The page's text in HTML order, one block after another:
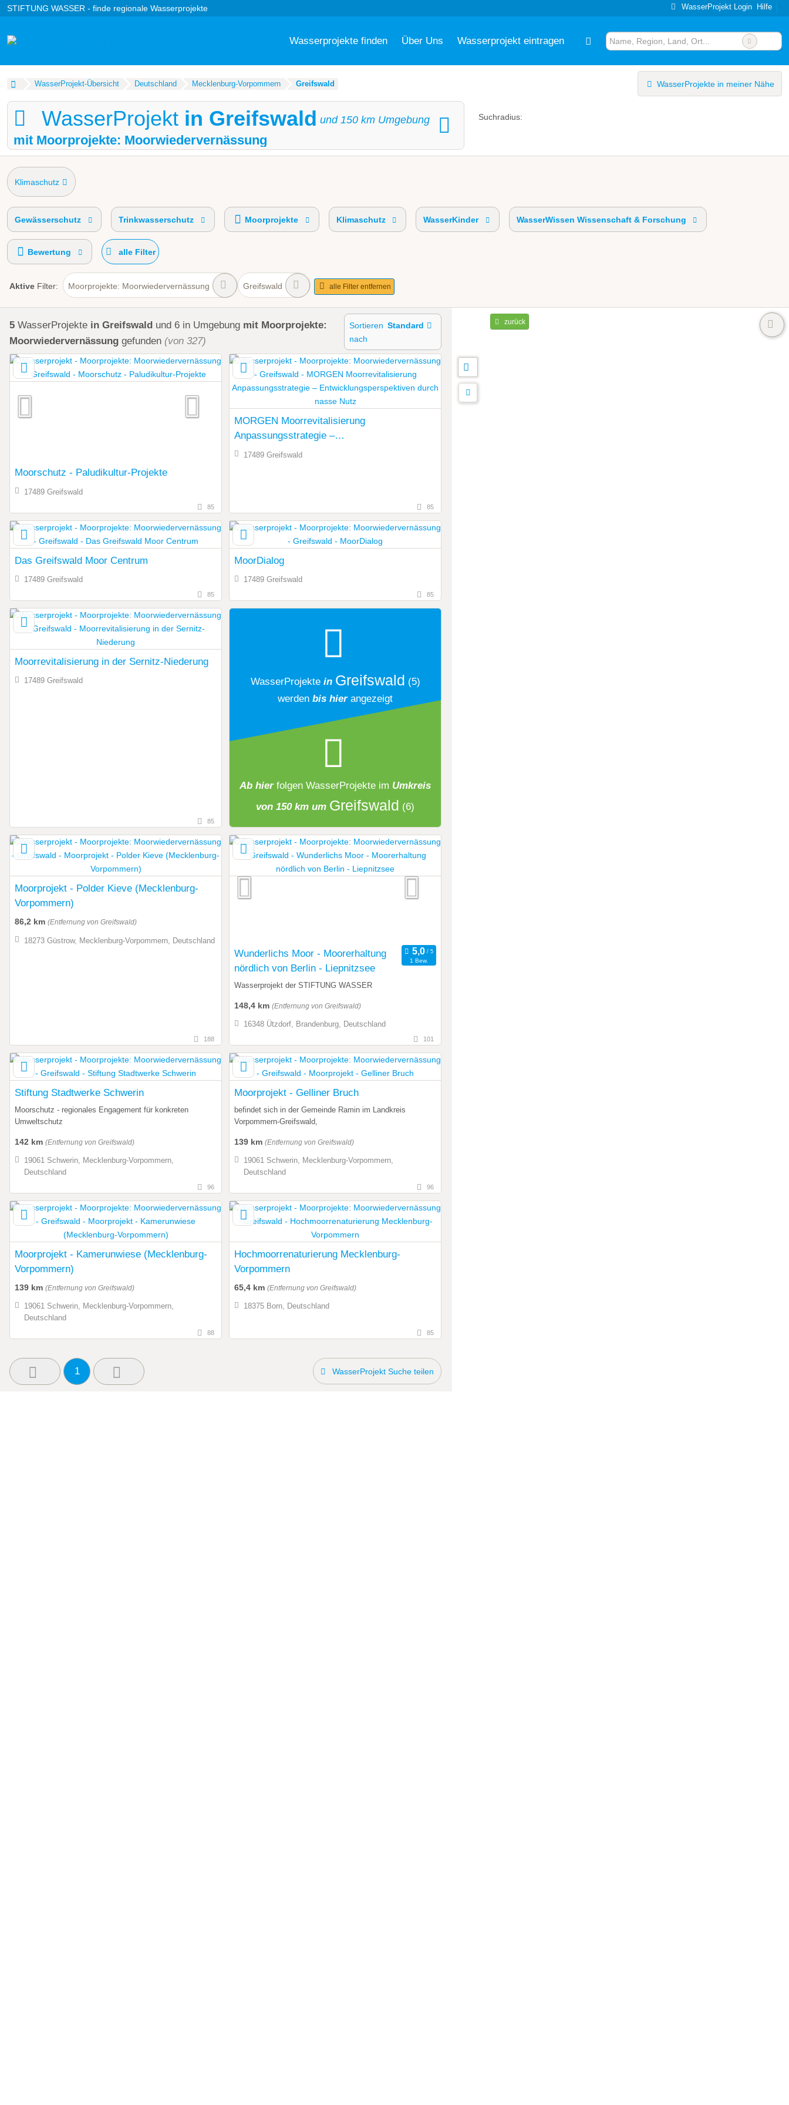
STIFTUNG WASSER - finde regionale Wasserprojekte WasserProjekt Login Hilfe
Wasserprojekte finden Über Uns Wasserprojekt eintragen
WasserProjekt-Übersicht Deutschland Mecklenburg-Vorpommern Greifswald WasserProjekte in meiner Nähe
WasserProjekt in Greifswald und 150 km Umgebung
mit Moorprojekte: Moorwiedervernässung
Suchradius:
Klimaschutz
Gewässerschutz Trinkwasserschutz Moorprojekte Klimaschutz WasserKinder WasserWissen Wissenschaft & Forschung
Bewertung alle Filter
Aktive Filter: Moorprojekte: Moorwiedervernässung Greifswald alle Filter entfernen
5 WasserProjekte in Greifswald und 6 in Umgebung mit Moorprojekte:
Moorwiedervernässung gefunden (von 327)
Sortieren
nach
Standard
Moorschutz - Paludikultur-Projekte
17489 Greifswald
85
MORGEN Moorrevitalisierung
Anpassungsstrategie –
Entwicklungsperspektiven durch nasse Nutz
17489 Greifswald
85
Das Greifswald Moor Centrum
17489 Greifswald
85
MoorDialog
17489 Greifswald
85
Moorrevitalisierung in der Sernitz-Niederung
17489 Greifswald
85
WasserProjekte in Greifswald (5)
werden bis hierangezeigt
Ab hier folgen WasserProjekte im Umkreis
von 150 km um Greifswald (6)
Moorprojekt - Polder Kieve (Mecklenburg-
Vorpommern)
86,2 km (Entfernung von Greifswald)
18273 Güstrow, Mecklenburg-Vorpommern, Deutschland
188
Wunderlichs Moor - Moorerhaltung
nördlich von Berlin - Liepnitzsee
1 Bew.
Wasserprojekt der STIFTUNG WASSER
148,4 km (Entfernung von Greifswald)
16348 Ützdorf, Brandenburg, Deutschland
101
Stiftung Stadtwerke Schwerin
Moorschutz - regionales Engagement für konkreten
Umweltschutz
142 km (Entfernung von Greifswald)
19061 Schwerin, Mecklenburg-Vorpommern,
Deutschland
96
Moorprojekt - Gelliner Bruch
befindet sich in der Gemeinde Ramin im Landkreis
Vorpommern-Greifswald,
139 km (Entfernung von Greifswald)
19061 Schwerin, Mecklenburg-Vorpommern,
Deutschland
96
Moorprojekt - Kamerunwiese (Mecklenburg-
Vorpommern)
139 km (Entfernung von Greifswald)
19061 Schwerin, Mecklenburg-Vorpommern,
Deutschland
88
Hochmoorrenaturierung Mecklenburg-
Vorpommern
65,4 km (Entfernung von Greifswald)
18375 Born, Deutschland
85
1 WasserProjekt Suche teilen
zurück